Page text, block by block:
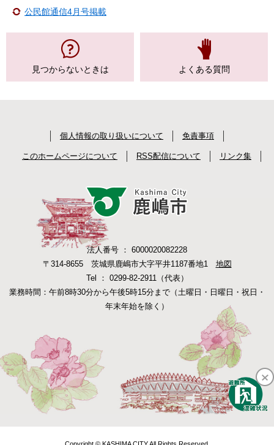
公民館通信4月号掲載
見つからないときは よくある質問
個人情報の取り扱いについて 免責事項
このホームページについて RSS配信について リンク集
法人番号 ： 6000020082228
〒314-8655 茨城県鹿嶋市大字平井1187番地1 地図
Tel ： 0299-82-2911（代表）
業務時間：午前8時30分から午後5時15分まで（土曜日・日曜日・祝日・
年末年始を除く）